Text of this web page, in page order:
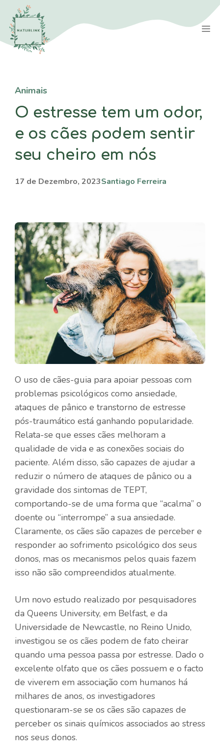
Saltar
para
conteúdo
Animais
O estresse tem um odor,
e os cães podem sentir
seu cheiro em nós
17 de Dezembro, 2023Santiago Ferreira
O uso de cães-guia para apoiar pessoas com
problemas psicológicos como ansiedade,
ataques de pânico e transtorno de estresse
pós-traumático está ganhando popularidade.
Relata-se que esses cães melhoram a
qualidade de vida e as conexões sociais do
paciente. Além disso, são capazes de ajudar a
reduzir o número de ataques de pânico ou a
gravidade dos sintomas de TEPT,
comportando-se de uma forma que “acalma” o
doente ou “interrompe” a sua ansiedade.
Claramente, os cães são capazes de perceber e
responder ao sofrimento psicológico dos seus
donos, mas os mecanismos pelos quais fazem
isso não são compreendidos atualmente.
Um novo estudo realizado por pesquisadores
da Queens University, em Belfast, e da
Universidade de Newcastle, no Reino Unido,
investigou se os cães podem de fato cheirar
quando uma pessoa passa por estresse. Dado o
excelente olfato que os cães possuem e o facto
de viverem em associação com humanos há
milhares de anos, os investigadores
questionaram-se se os cães são capazes de
perceber os sinais químicos associados ao stress
nos seus donos.